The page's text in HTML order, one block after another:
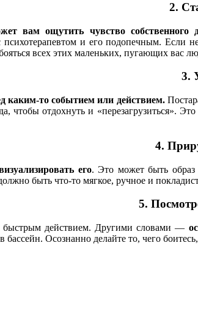
2.
вам ощутить чувство собственного
и его подопечным. Если
всех этих маленьких, пугающих вас
3.
каким-то событием или действием.
чтобы отдохнуть и «перезагрузиться».
4.
его. Это может быть образ
быть что-то мягкое, ручное и
5.
быстрым действием. Другими словами —
Осознанно делайте то, чего